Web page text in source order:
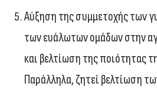
Αύξηση της συμμετοχής των
των ευάλωτων ομάδων στην
και βελτίωση της ποιότητας
Παράλληλα, ζητεί βελτίωση